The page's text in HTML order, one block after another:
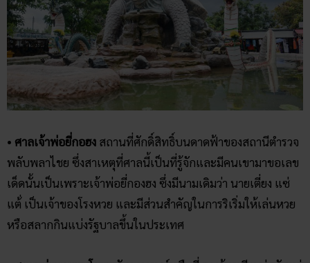
• ศาลเจ้าพ่อยี่กอฮง สถานที่ศักดิ์สิทธิ์บนดาดฟ้าของสถานีตำรวจ
พลับพลาไชย ซึ่งสาเหตุที่ศาลนี้เป็นที่รู้จักและมีคนเขามาขอเลข
เด็ดนั้นเป็นเพราะเจ้าพ่อยี่กองฮง ซึ่งมีนามเดิมว่า นายเตี่ยง แซ่
แต้่ เป็นเจ้าของโรงหวย และมีส่วนสำคัญในการริเริ่มให้เล่นหวย
หรือสลากกินแบ่งรัฐบาลขึ้นในประเทศ